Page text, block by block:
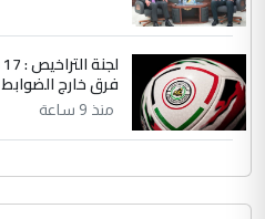
فرق خارج الضوابط
منذ 9 ساعة